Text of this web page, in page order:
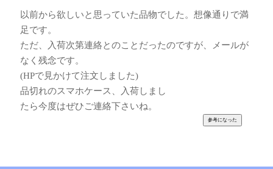
以前から欲しいと思っていた品物でした。想像通りで満
足です。
ただ、入荷次第連絡とのことだったのですが、メールが
なく残念です。
(HPで見かけて注文しました)
品切れのスマホケース、入荷しまし
たら今度はぜひご連絡下さいね。